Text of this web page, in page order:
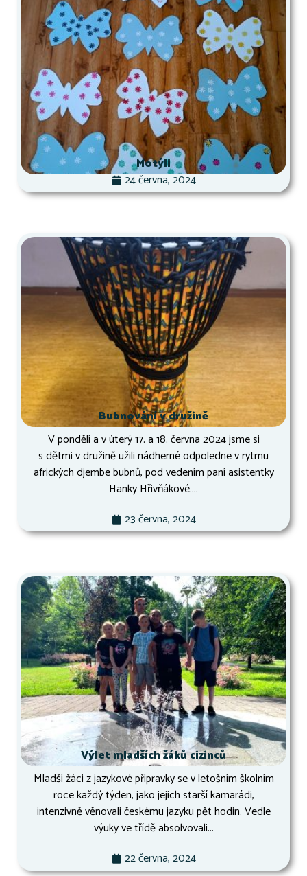
Motýli
24 června, 2024
Bubnování v družině
V pondělí a v úterý 17. a 18. června 2024 jsme si
s dětmi v družině užili nádherné odpoledne v rytmu
afrických djembe bubnů, pod vedením paní asistentky
Hanky Hřivňákové....
23 června, 2024
Výlet mladších žáků cizinců
Mladší žáci z jazykové přípravky se v letošním školním
roce každý týden, jako jejich starší kamarádi,
intenzivně věnovali českému jazyku pět hodin. Vedle
výuky ve třídě absolvovali...
22 června, 2024